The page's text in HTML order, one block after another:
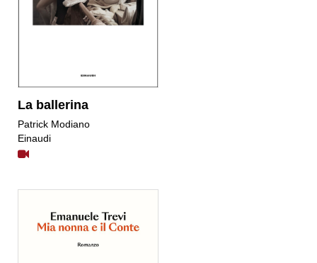
La ballerina
Patrick Modiano
Einaudi